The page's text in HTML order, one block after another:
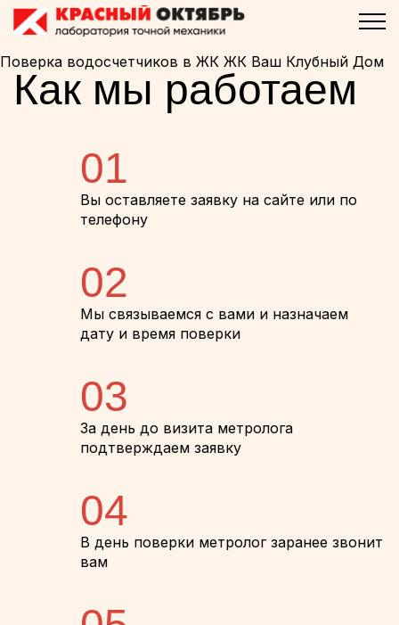
Поверка водосчетчиков в ЖК ЖК Ваш Клубный Дом
Как мы работаем
01
Вы оставляете заявку на сайте или по
телефону
02
Мы связываемся с вами и назначаем
дату и время поверки
03
За день до визита метролога
подтверждаем заявку
04
В день поверки метролог заранее звонит
вам